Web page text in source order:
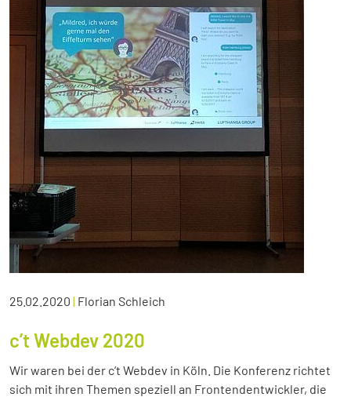
25.02.2020 | Florian Schleich
c’t Webdev 2020
Wir waren bei der c’t Webdev in Köln. Die Konferenz richtet
sich mit ihren Themen speziell an Frontendentwickler, die